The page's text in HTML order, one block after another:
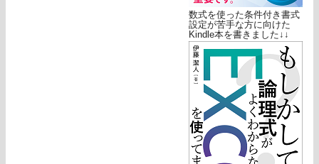
数式を使った条件付き書式
設定が苦手な方に向けた
Kindle本を書きました↓↓